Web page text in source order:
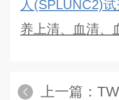
人(SPLUNC2)
养上清、血清、
上一篇：